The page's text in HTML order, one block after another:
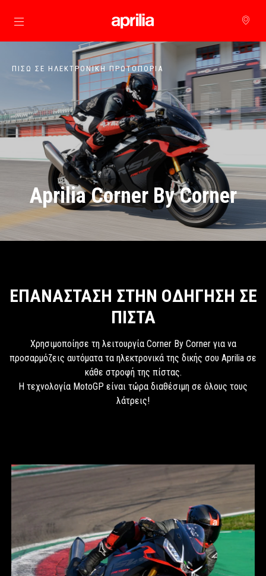
Μετάβαση στο κυρίως περιεχόμενο
ΠΊΣΩ ΣΕ ΗΛΕΚΤΡΟΝΙΚΗ ΠΡΩΤΟΠΟΡΙΑ
Aprilia Corner By Corner
ΕΠΑΝΑΣΤΑΣΗ ΣΤΗΝ ΟΔΗΓΗΣΗ ΣΕ
ΠΙΣΤΑ
Χρησιμοποίησε τη λειτουργία Corner By Corner για να
προσαρμόζεις αυτόματα τα ηλεκτρονικά της δικής σου Aprilia σε
κάθε στροφή της πίστας.
Η τεχνολογία MotoGP είναι τώρα διαθέσιμη σε όλους τους
λάτρεις!